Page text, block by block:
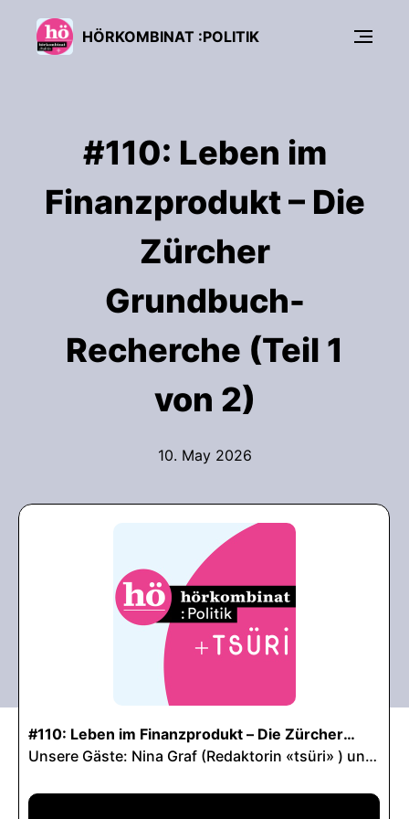
HÖRKOMBINAT :POLITIK
#110: Leben im
Finanzprodukt – Die
Zürcher
Grundbuch-
Recherche (Teil 1
von 2)
10. May 2026